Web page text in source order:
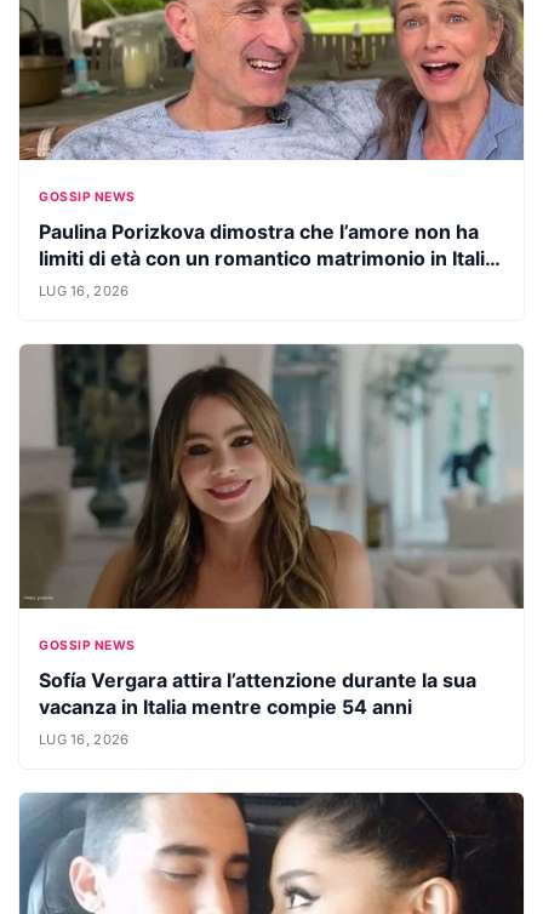
GOSSIP NEWS
Paulina Porizkova dimostra che l’amore non ha
limiti di età con un romantico matrimonio in Italia
con Jeff Greenstein
LUG 16, 2026
GOSSIP NEWS
Sofía Vergara attira l’attenzione durante la sua
vacanza in Italia mentre compie 54 anni
LUG 16, 2026